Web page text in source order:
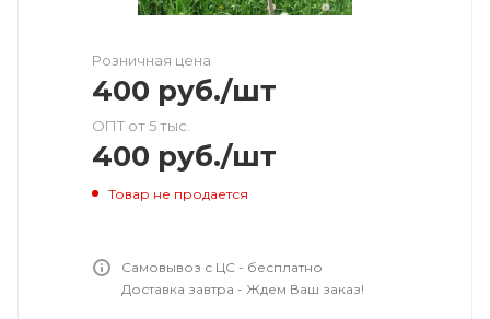
Розничная цена
400 руб./шт
ОПТ от 5 тыс.
400 руб./шт
Товар не продается
Самовывоз с ЦС - бесплатно
Доставка завтра - Ждем Ваш заказ!